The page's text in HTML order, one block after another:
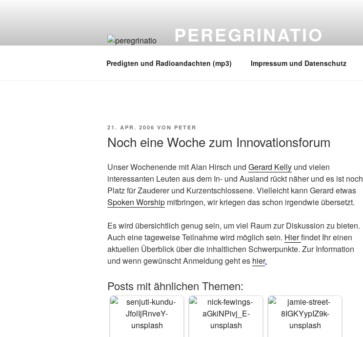
PEREGRINATIO
Predigten und Radioandachten (mp3) Impressum und Datenschutz
VERÖFFENTLICHT
21. APR. 2006 VON PETER
Noch eine Woche zum Innovationsforum
Unser Wochenende mit Alan Hirsch und Gerard Kelly und vielen
interessanten Leuten aus dem In- und Ausland rückt näher und es ist noch
Platz für Zauderer und Kurzentschlossene. Vielleicht kann Gerard etwas
Spoken Worship mitbringen, wir kriegen das schon irgendwie übersetzt.
Es wird übersichtlich genug sein, um viel Raum zur Diskussion zu bieten.
Auch eine tageweise Teilnahme wird möglich sein. Hierfindet Ihr einen
aktuellen Überblick über die inhaltlichen Schwerpunkte. Zur Information
und wenn gewünscht Anmeldung geht es hier.
Posts mit ähnlichen Themen: